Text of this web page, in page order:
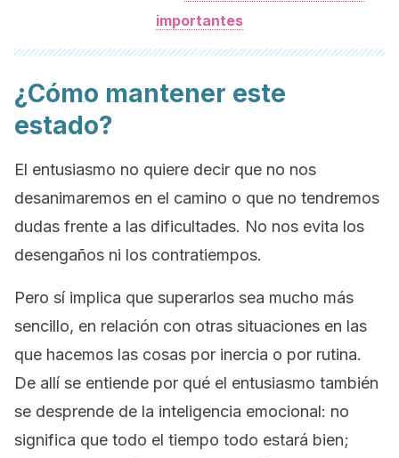
importantes
¿Cómo mantener este
estado?
El entusiasmo no quiere decir que no nos
desanimaremos en el camino o que no tendremos
dudas frente a las dificultades. No nos evita los
desengaños ni los contratiempos.
Pero sí implica que superarlos sea mucho más
sencillo, en relación con otras situaciones en las
que hacemos las cosas por inercia o por rutina.
De allí se entiende por qué el entusiasmo también
se desprende de la inteligencia emocional: no
significa que todo el tiempo todo estará bien;